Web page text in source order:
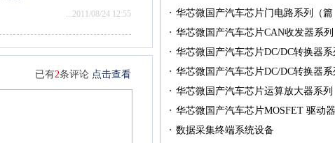
...2011/08/24 12:55
已有2条评论 点击查看
· 华芯微国产汽车芯片门电路系列（篇
一）
· 华芯微国产汽车芯片CAN收发器系列
（篇一）
· 华芯微国产汽车芯片DC/DC转换器系
· 华芯微国产汽车芯片DC/DC转换器系
· 华芯微国产汽车芯片运算放大器系列
（篇一）
· 华芯微国产汽车芯片MOSFET 驱动
列（篇一）
· 数据采集终端系统设备